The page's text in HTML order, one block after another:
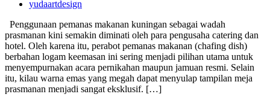
yudaartdesign
Penggunaan pemanas makanan kuningan sebagai wadah
prasmanan kini semakin diminati oleh para pengusaha catering dan
hotel. Oleh karena itu, perabot pemanas makanan (chafing dish)
berbahan logam keemasan ini sering menjadi pilihan utama untuk
menyempurnakan acara pernikahan maupun jamuan resmi. Selain
itu, kilau warna emas yang megah dapat menyulap tampilan meja
prasmanan menjadi sangat eksklusif. […]